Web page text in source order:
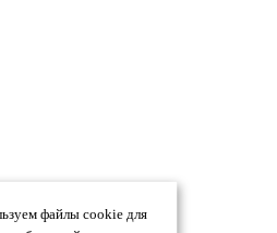
файлы cookie для